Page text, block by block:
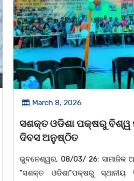
March 8, 2026
ଆନ୍ତର୍ଜାତୀୟ ମହିଳା ଦିବସ
ଉପଲକ୍ଷେ ନାଟକ ‘ଖାଣ୍ଟି ସୁନା’
ଚିଲିକା: ଆନ୍ତର୍ଜାତୀୟ ମହିଳା
ଅବସରରେ ବାଲୁଗାଁସ୍ଥିତ ମା'